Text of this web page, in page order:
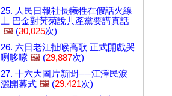
25. 人民日報社長犧牲在假話火線
上 巴金對黃菊說共產黨要講真話
🖼️ (30,025次)
26. 六日老江扯喉高歌 正式開戲哭
咧哆嗦 🖼️ (29,887次)
27. 十六大圖片新聞──江澤民淚
灑開幕式 🖼️ (29,421次)